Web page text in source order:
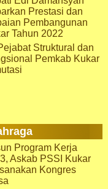
Prestasi dan
Pembangunan
Tahun 2022
Struktural dan
Pemkab Kukar
Program Kerja
Askab PSSI Kukar
Kongres